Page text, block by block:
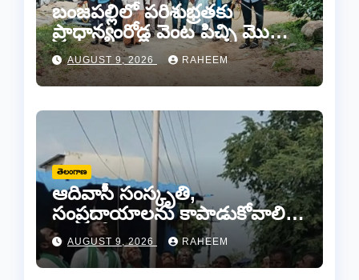
బంజపల్లిలో పరిశుభ్రతకు
ప్రాధాన్యంరోడ్ల వెంట పిచ్చి మొక్కల
తొలగింపు..
AUGUST 9, 2026 RAHEEM
తెలంగాణ
ఆదివాసీ సంస్కృతి,
సంప్రదాయాలను కాపాడుకోవాలి…
ఆదివాసీ నాయకపోడ్ జిల్లా
అధ్యక్షులు మొట్ట పెంటయ్య
AUGUST 9, 2026 RAHEEM